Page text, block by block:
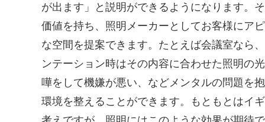
が出ます」と説明ができるようになります。
価値を持ち、照明メーカーとしてお客様にア
な空間を提案できます。たとえば会議室なら
ンテーション時はその内容に合わせた照明の
嘩をして機嫌が悪い、などメンタルの問題を
環境を整えることができます。もともとはイ